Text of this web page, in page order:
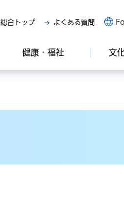
総合トップ よくある質問
健康・福祉 文